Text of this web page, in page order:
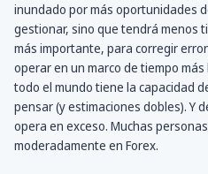
inundado por más oportunidades
gestionar, sino que tendrá menos
más importante, para corregir
operar en un marco de tiempo
todo el mundo tiene la capacidad
pensar (y estimaciones dobles). Y
opera en exceso. Muchas
moderadamente en Forex.